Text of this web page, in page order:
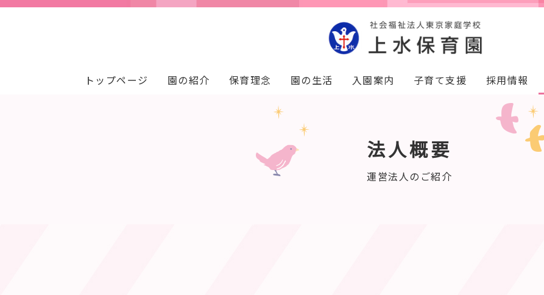
トップページ 園の紹介 保育理念 園の生活 入園案内 子育て支援 採用情報
法人概要
運営法人のご紹介